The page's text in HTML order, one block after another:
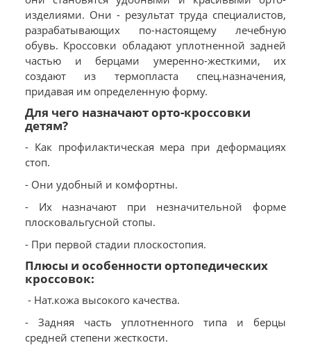
изделиями. Они - результат труда специалистов,
разрабатывающих по-настоящему лечебную
обувь. Кроссовки обладают уплотненной задней
частью и берцами умеренно-жесткими, их
создают из термопласта спец.назначения,
придавая им определенную форму.
Для чего назначают орто-кроссовки
детям?
- Как профилактическая мера при деформациях
стоп.
- Они удобный и комфортны.
- Их назначают при незначительной форме
плосковальгусной стопы.
- При первой стадии плоскостопия.
Плюсы и особенности ортопедических
кроссовок:
- Нат.кожа высокого качества.
- Задняя часть уплотненного типа и берцы
средней степени жесткости.